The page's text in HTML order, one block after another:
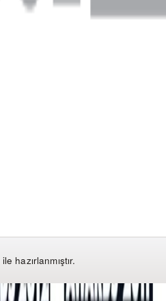
ile hazırlanmıştır.